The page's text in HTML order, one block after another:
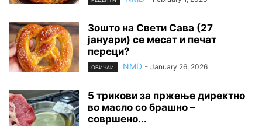
Зошто на Свети Сава (27
јануари) се месат и печат
переци?
ОБИЧАИ NMD - January 26, 2026
5 трикови за пржење директно
во масло со брашно –
совршено...